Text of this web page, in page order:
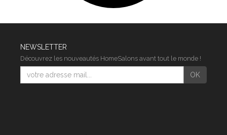
NEWSLETTER
Découvrez les nouveautés HomeSalons avant tout le monde !
OK